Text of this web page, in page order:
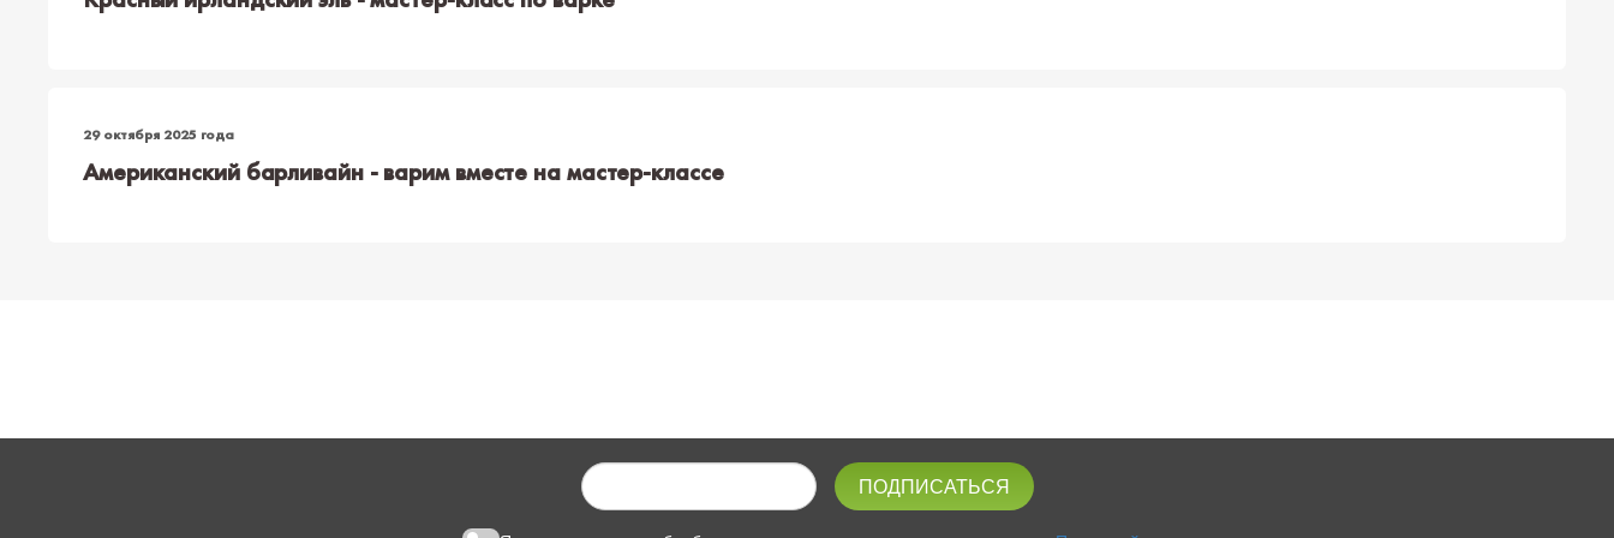
29 октября 2025 года
Американский барливайн - варим вместе на мастер-классе